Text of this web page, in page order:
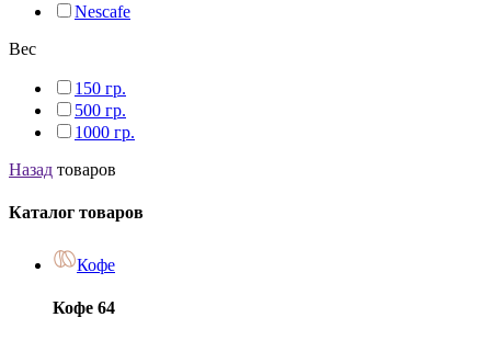
Nescafe
Вес
150 гр.
500 гр.
1000 гр.
Назад товаров
Каталог товаров
Кофе
Кофе 64